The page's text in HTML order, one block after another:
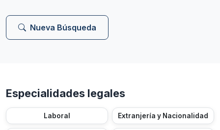
Nueva Búsqueda
Especialidades legales
Laboral Extranjería y Nacionalidad